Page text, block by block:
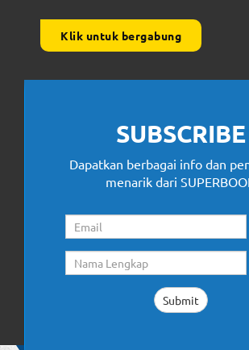
Klik untuk bergabung
SUBSCRIBE
Dapatkan berbagai info dan
menarik dari